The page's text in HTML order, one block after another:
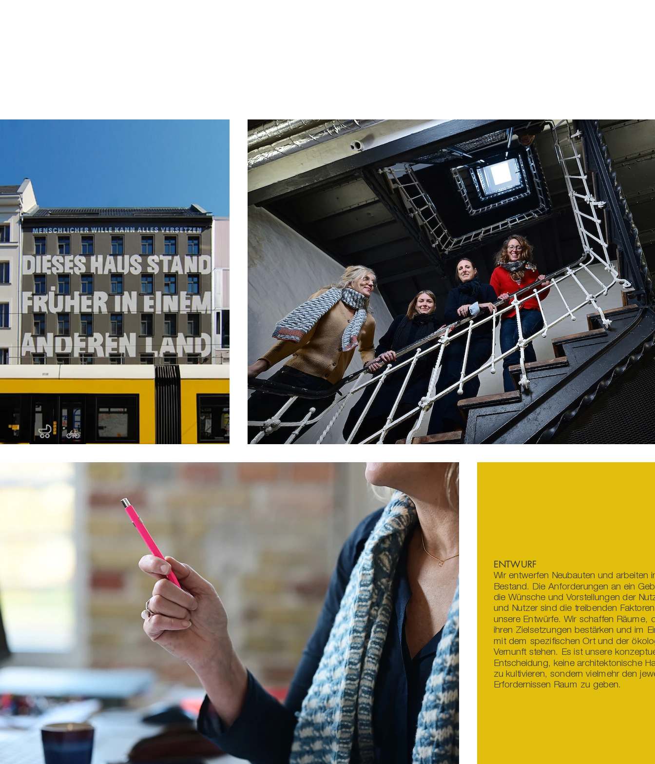
ENTWURF
Wir entwerfen Neubauten und arbeiten
Bestand. Die Anforderungen an ein
die Wünsche und Vorstellungen der
und Nutzer sind die treibenden
unsere Entwürfe. Wir schaffen Räume,
ihren Zielsetzungen bestärken und im
mit dem spezifischen Ort und der
Vernunft stehen. Es ist unsere
Entscheidung, keine architektonische
zu kultivieren, sondern vielmehr den
Erfordernissen Raum zu geben.